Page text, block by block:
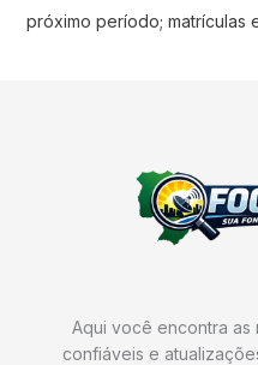
próximo período; matrículas
Aqui você encontra as
confiáveis e